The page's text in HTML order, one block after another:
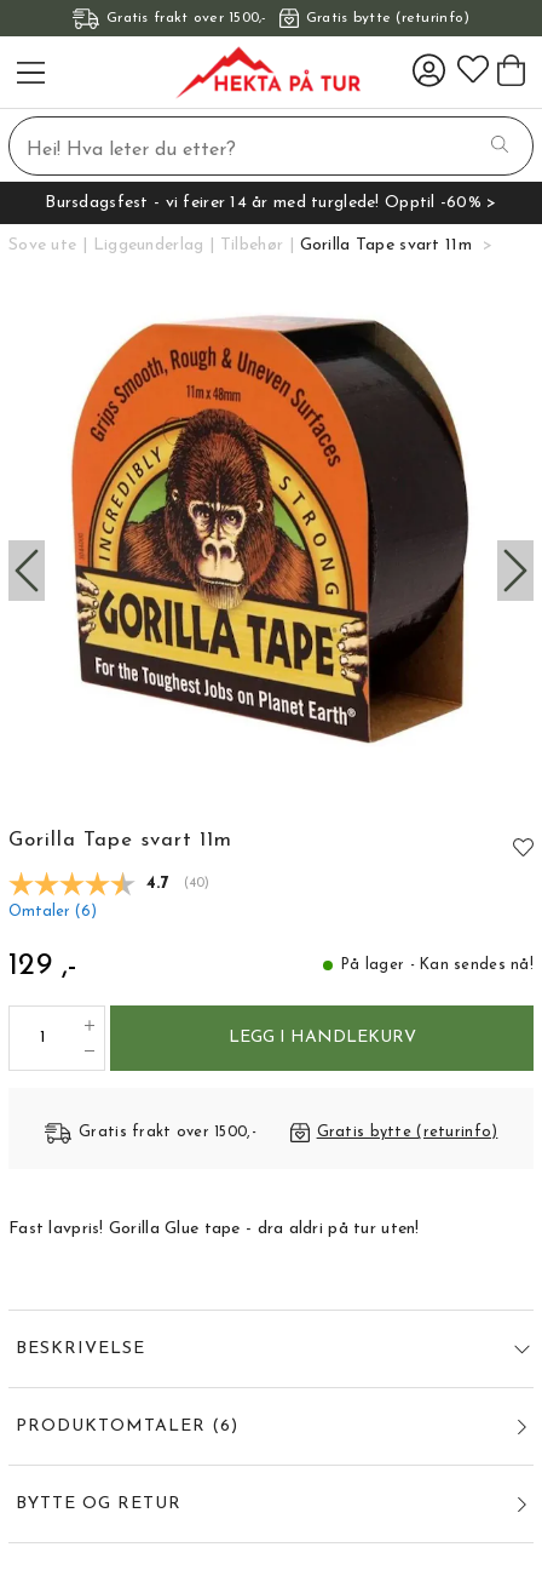
Gratis frakt over 1500,- Gratis bytte (returinfo)
Bursdagsfest - vi feirer 14 år med turglede! Opptil -60% >
Sove ute Liggeunderlag Tilbehør Gorilla Tape svart 11m
Gorilla Tape svart 11m
Gjennomsnittskarakter:
4.7 (stemmer:
40)
Omtaler (6 )
129 ,- På lager - Kan sendes nå!
LEGG I HANDLEKURV
Gratis frakt over 1500,- Gratis bytte (returinfo)
Fast lavpris! Gorilla Glue tape - dra aldri på tur uten!
BESKRIVELSE
PRODUKTOMTALER (6 )
BYTTE OG RETUR